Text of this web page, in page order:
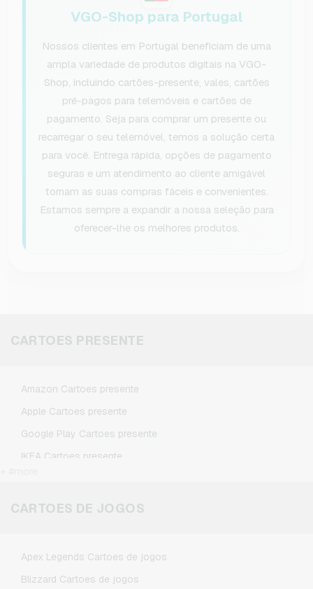
VGO-Shop para Portugal
Nossos clientes em Portugal beneficiam de uma
ampla variedade de produtos digitais na VGO-
Shop, incluindo cartões-presente, vales, cartões
pré-pagos para telemóveis e cartões de
pagamento. Seja para comprar um presente ou
recarregar o seu telemóvel, temos a solução certa
para você. Entrega rápida, opções de pagamento
seguras e um atendimento ao cliente amigável
tornam as suas compras fáceis e convenientes.
Estamos sempre a expandir a nossa seleção para
oferecer-lhe os melhores produtos.
CARTOES PRESENTE
Amazon Cartoes presente
Apple Cartoes presente
Google Play Cartoes presente
IKEA Cartoes presente
Microsoft Cartoes presente
CARTOES DE JOGOS
Apex Legends Cartoes de jogos
Blizzard Cartoes de jogos